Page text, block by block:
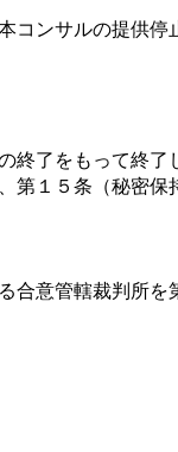
コンサルの提供
終了をもって終
第１５条（秘密保
合意管轄裁判所を